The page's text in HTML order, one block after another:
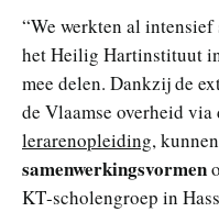
“We werkten al intensief
het Heilig Hartinstituut
mee delen. Dankzij de
de Vlaamse overheid via
lerarenopleiding,
samenwerkingsvormen
KT‑scholengroep in